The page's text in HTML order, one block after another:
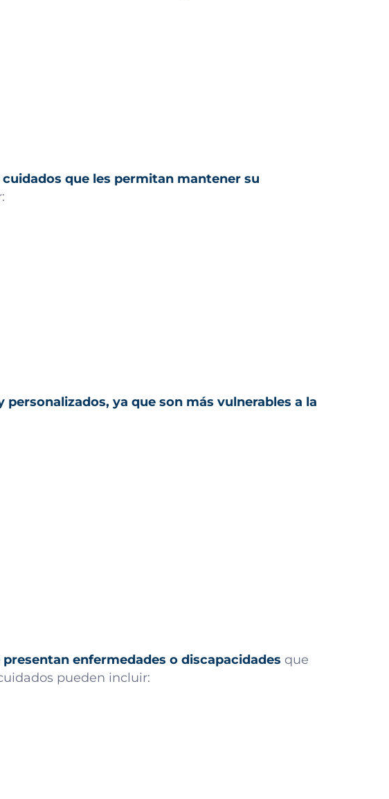
que les permitan mantener su
ya que son más vulnerables a la
enfermedades o discapacidades que
pueden incluir: